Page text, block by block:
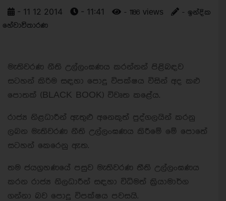
- 11 12 2014 - 11:41 - 1186 views
- ඉන්දික
හේවාවිතාරණ
මැතිවරණ නීති උල්ලංඝණය කරන්නන් පිළිබඳව
සටහන් කිරිම සඳහා පොදු විපක්ෂය විසින් අද කළු
පොතක් (BLACK BOOK) විවෘත කළේය.
රාජ්‍ය නිළධාරීන් ඇතුළු අනෙකුත් පුද්ගලයින් කරනු
ලබන මැතිවරණ නීති උල්ලංඝණය කිරීමේ මේ පොතේ
සටහන් කෙරෙනු ඇත.
තම ජයග්‍රහණයේ පසුව මැතිවරණ තීති උල්ලංඝණය
කරන රාජ්‍ය නිලධාරීන් සඳහා විධිමත් ක්‍රියාමාර්ග
ගන්නා බව පොදු විපක්ෂය පවසයි.